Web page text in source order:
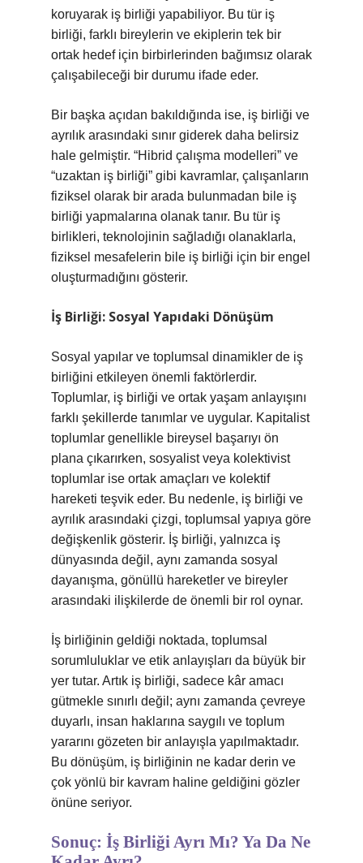
koruyarak iş birliği yapabiliyor. Bu tür iş
birliği, farklı bireylerin ve ekiplerin tek bir
ortak hedef için birbirlerinden bağımsız olarak
çalışabileceği bir durumu ifade eder.
Bir başka açıdan bakıldığında ise, iş birliği ve
ayrılık arasındaki sınır giderek daha belirsiz
hale gelmiştir. “Hibrid çalışma modelleri” ve
“uzaktan iş birliği” gibi kavramlar, çalışanların
fiziksel olarak bir arada bulunmadan bile iş
birliği yapmalarına olanak tanır. Bu tür iş
birlikleri, teknolojinin sağladığı olanaklarla,
fiziksel mesafelerin bile iş birliği için bir engel
oluşturmadığını gösterir.
İş Birliği: Sosyal Yapıdaki Dönüşüm
Sosyal yapılar ve toplumsal dinamikler de iş
birliğini etkileyen önemli faktörlerdir.
Toplumlar, iş birliği ve ortak yaşam anlayışını
farklı şekillerde tanımlar ve uygular. Kapitalist
toplumlar genellikle bireysel başarıyı ön
plana çıkarırken, sosyalist veya kolektivist
toplumlar ise ortak amaçları ve kolektif
hareketi teşvik eder. Bu nedenle, iş birliği ve
ayrılık arasındaki çizgi, toplumsal yapıya göre
değişkenlik gösterir. İş birliği, yalnızca iş
dünyasında değil, aynı zamanda sosyal
dayanışma, gönüllü hareketler ve bireyler
arasındaki ilişkilerde de önemli bir rol oynar.
İş birliğinin geldiği noktada, toplumsal
sorumluluklar ve etik anlayışları da büyük bir
yer tutar. Artık iş birliği, sadece kâr amacı
gütmekle sınırlı değil; aynı zamanda çevreye
duyarlı, insan haklarına saygılı ve toplum
yararını gözeten bir anlayışla yapılmaktadır.
Bu dönüşüm, iş birliğinin ne kadar derin ve
çok yönlü bir kavram haline geldiğini gözler
önüne seriyor.
Sonuç: İş Birliği Ayrı Mı? Ya Da Ne